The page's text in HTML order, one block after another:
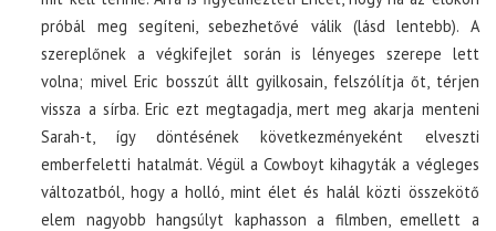
próbál meg segíteni, sebezhetővé válik (lásd lentebb). A
szereplőnek a végkifejlet során is lényeges szerepe lett
volna; mivel Eric bosszút állt gyilkosain, felszólítja őt, térjen
vissza a sírba. Eric ezt megtagadja, mert meg akarja menteni
Sarah-t, így döntésének következményeként elveszti
emberfeletti hatalmát. Végül a Cowboyt kihagyták a végleges
változatból, hogy a holló, mint élet és halál közti összekötő
elem nagyobb hangsúlyt kaphasson a filmben, emellett a